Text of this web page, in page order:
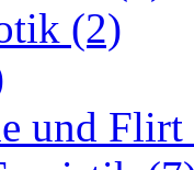
(2)
und